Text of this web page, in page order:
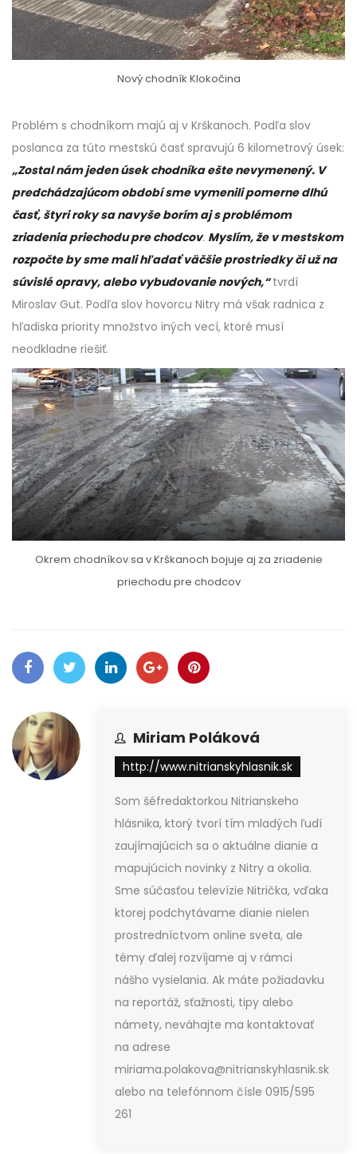
Nový chodník Klokočina
Problém s chodníkom majú aj v Krškanoch. Podľa slov
poslanca za túto mestskú časť spravujú 6 kilometrový úsek:
„Zostal nám jeden úsek chodníka ešte nevymenený. V
predchádzajúcom období sme vymenili pomerne dlhú
časť, štyri roky sa navyše borím aj s problémom
zriadenia priechodu pre chodcov. Myslím, že v mestskom
rozpočte by sme mali hľadať väčšie prostriedky či už na
súvislé opravy, alebo vybudovanie nových,“tvrdí
Miroslav Gut. Podľa slov hovorcu Nitry má však radnica z
hľadiska priority množstvo iných vecí, ktoré musí
neodkladne riešiť.
Okrem chodníkov sa v Krškanoch bojuje aj za zriadenie
priechodu pre chodcov
Miriam Poláková
http://www.nitrianskyhlasnik.sk
Som šéfredaktorkou Nitrianskeho
hlásnika, ktorý tvorí tím mladých ľudí
zaujímajúcich sa o aktuálne dianie a
mapujúcich novinky z Nitry a okolia.
Sme súčasťou televízie Nitrička, vďaka
ktorej podchytávame dianie nielen
prostredníctvom online sveta, ale
témy ďalej rozvíjame aj v rámci
nášho vysielania. Ak máte požiadavku
na reportáž, sťažnosti, tipy alebo
námety, neváhajte ma kontaktovať
na adrese
miriama.polakova@nitrianskyhlasnik.sk
alebo na telefónnom čísle 0915/595
261